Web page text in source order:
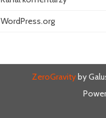
WordPress.org
ZeroGravity by